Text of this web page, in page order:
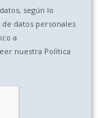
según lo
datos personales
a
nuestra Política